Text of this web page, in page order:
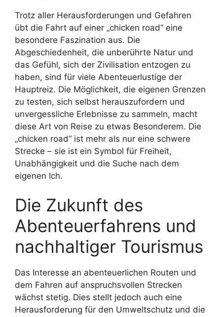
Trotz aller Herausforderungen und Gefahren
übt die Fahrt auf einer „chicken road“ eine
besondere Faszination aus. Die
Abgeschiedenheit, die unberührte Natur und
das Gefühl, sich der Zivilisation entzogen zu
haben, sind für viele Abenteuerlustige der
Hauptreiz. Die Möglichkeit, die eigenen Grenzen
zu testen, sich selbst herauszufordern und
unvergessliche Erlebnisse zu sammeln, macht
diese Art von Reise zu etwas Besonderem. Die
„chicken road“ ist mehr als nur eine schwere
Strecke – sie ist ein Symbol für Freiheit,
Unabhängigkeit und die Suche nach dem
eigenen Ich.
Die Zukunft des
Abenteuerfahrens und
nachhaltiger Tourismus
Das Interesse an abenteuerlichen Routen und
dem Fahren auf anspruchsvollen Strecken
wächst stetig. Dies stellt jedoch auch eine
Herausforderung für den Umweltschutz und die